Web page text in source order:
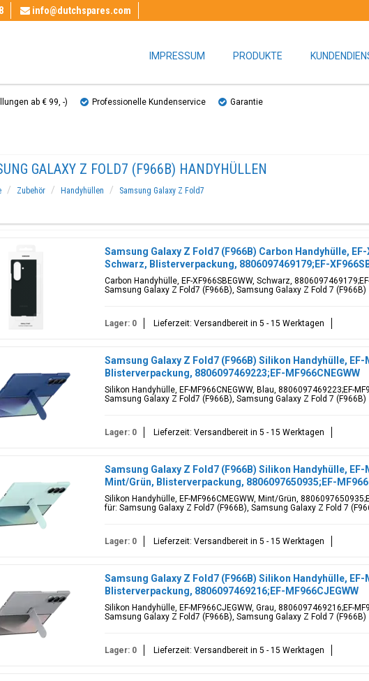
info@dutchspares.com
IMPRESSUM PRODUKTE
ab € 99, ​​-) Professionelle Kundenservice Garantie
GALAXY Z FOLD7 (F966B) HANDYHÜLLEN
Zubehör Handyhüllen
Samsung Galaxy Z Fold7
Samsung Galaxy Z Fold7 (F966B) Carbon Handyhülle, EF-
Schwarz, Blisterverpackung, 8806097469179;EF-
Carbon Handyhülle, EF-XF966SBEGWW, Schwarz,
Samsung Galaxy Z Fold7 (F966B), Samsung Galaxy Z Fold 7 (F966B)
Lager: 0 Lieferzeit: Versandbereit in 5 - 15 Werktagen
Samsung Galaxy Z Fold7 (F966B) Silikon Handyhülle, EF-
Blisterverpackung, 8806097469223;EF-MF966CNEGWW
Silikon Handyhülle, EF-MF966CNEGWW, Blau, 8806097469223;EF-
Samsung Galaxy Z Fold7 (F966B), Samsung Galaxy Z Fold 7 (F966B)
Lager: 0 Lieferzeit: Versandbereit in 5 - 15 Werktagen
Samsung Galaxy Z Fold7 (F966B) Silikon Handyhülle, EF-
Mint/Grün, Blisterverpackung, 8806097650935;EF-
Silikon Handyhülle, EF-MF966CMEGWW, Mint/Grün,
für: Samsung Galaxy Z Fold7 (F966B), Samsung Galaxy Z Fold 7
Lager: 0 Lieferzeit: Versandbereit in 5 - 15 Werktagen
Samsung Galaxy Z Fold7 (F966B) Silikon Handyhülle, EF-
Blisterverpackung, 8806097469216;EF-MF966CJEGWW
Silikon Handyhülle, EF-MF966CJEGWW, Grau, 8806097469216;EF-
Samsung Galaxy Z Fold7 (F966B), Samsung Galaxy Z Fold 7 (F966B)
Lager: 0 Lieferzeit: Versandbereit in 5 - 15 Werktagen